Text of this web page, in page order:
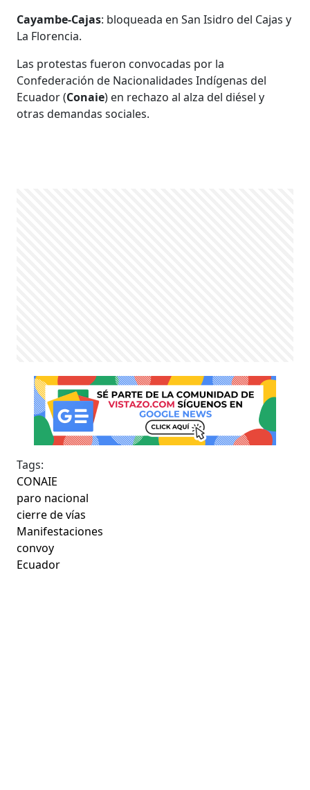
Cayambe-Cajas: bloqueada en San Isidro del Cajas y
La Florencia.
Las protestas fueron convocadas por la
Confederación de Nacionalidades Indígenas del
Ecuador (Conaie) en rechazo al alza del diésel y
otras demandas sociales.
Tags:
CONAIE
paro nacional
cierre de vías
Manifestaciones
convoy
Ecuador